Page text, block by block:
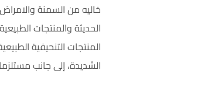
خاليه من السمنة
الحديثة والمنتجات
المنتجات التنحيفية
الشديدة، إلى جانب